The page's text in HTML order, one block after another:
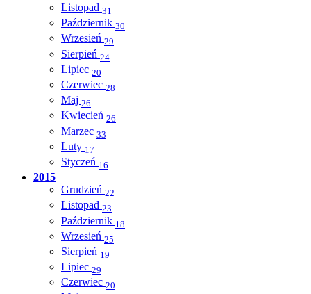
Listopad 31
Październik 30
Wrzesień 29
Sierpień 24
Lipiec 20
Czerwiec 28
Maj 26
Kwiecień 26
Marzec 33
Luty 17
Styczeń 16
2015
Grudzień 22
Listopad 23
Październik 18
Wrzesień 25
Sierpień 19
Lipiec 29
Czerwiec 20